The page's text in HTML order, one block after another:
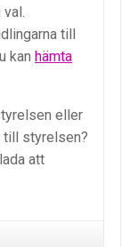
till
kan hämta
eller
till styrelsen?
att